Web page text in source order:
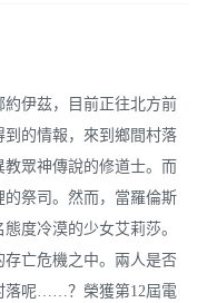
伊茲，目前正往北方前
的情報，來到鄉間村落
眾神傳說的修道士。而
祭司。然而，當羅倫斯
度冷漠的少女艾莉莎。
亡危機之中。兩人是否
落呢……？榮獲第12屆電